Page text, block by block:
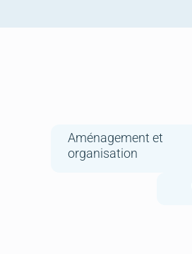
Aménagement et
organisation